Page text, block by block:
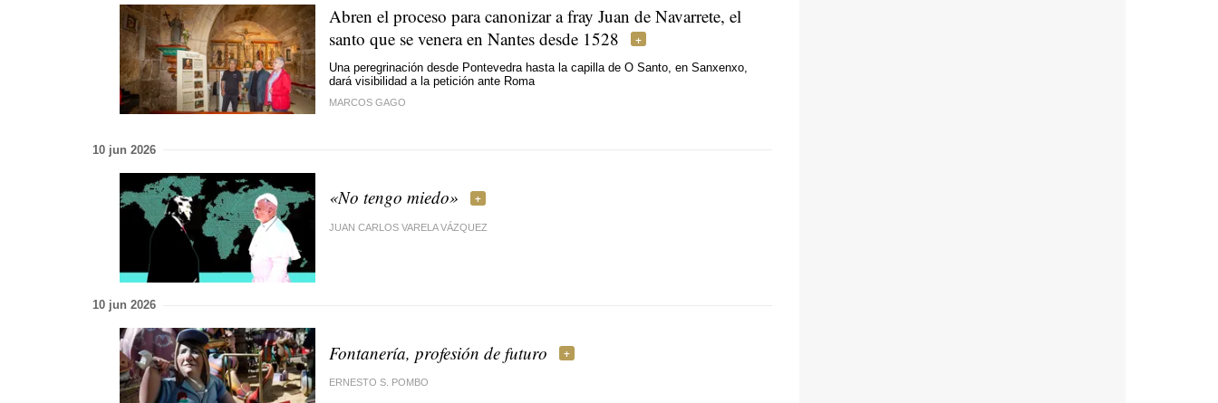
Abren el proceso para canonizar a fray Juan de Navarrete, el
santo que se venera en Nantes desde 1528
Una peregrinación desde Pontevedra hasta la capilla de O Santo, en Sanxenxo,
dará visibilidad a la petición ante Roma
MARCOS GAGO
10 jun 2026
«No tengo miedo»
JUAN CARLOS VARELA VÁZQUEZ
10 jun 2026
Fontanería, profesión de futuro
ERNESTO S. POMBO